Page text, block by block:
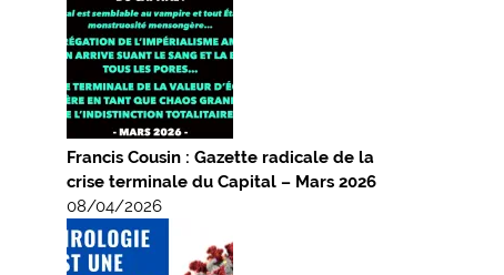
Francis Cousin : Gazette radicale de la
crise terminale du Capital – Mars 2026
08/04/2026